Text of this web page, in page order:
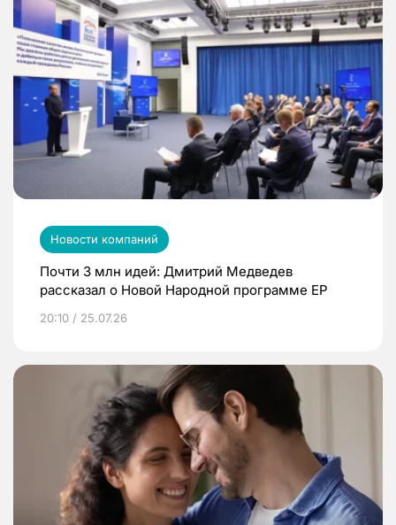
Новости компаний
Почти 3 млн идей: Дмитрий Медведев
рассказал о Новой Народной программе ЕР
20:10 / 25.07.26